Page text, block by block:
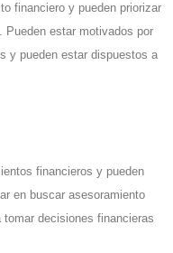
financiero y pueden priorizar
estar motivados por
y pueden estar dispuestos a
financieros y pueden
en buscar asesoramiento
decisiones financieras